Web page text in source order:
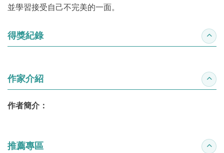
並學習接受自己不完美的一面。
得獎紀錄 收合
作家介紹 收合
作者簡介：
推薦專區 收合